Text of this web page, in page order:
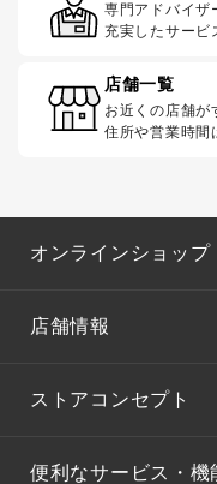
専門アドバイザ
充実したサービ
店舗一覧
お近くの店舗が
住所や営業時間
オンラインショップ
店舗情報
ストアコンセプト
便利なサービス・機